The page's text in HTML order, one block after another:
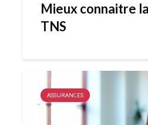
Mieux connaitre
TNS
ASSURANCES